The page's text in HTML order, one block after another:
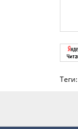
Теги: